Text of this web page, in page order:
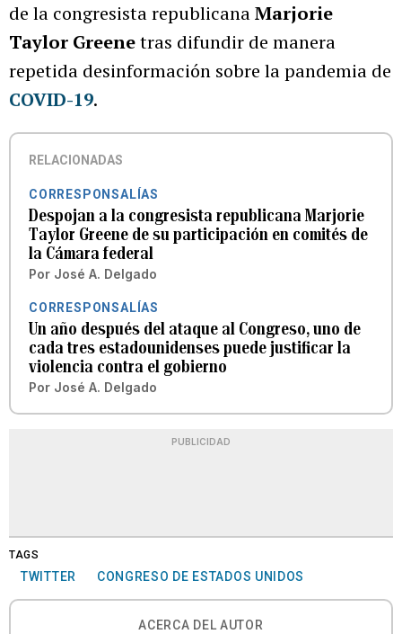
de la congresista republicanaMarjorie
Taylor Greenetras difundir de manera
repetida desinformación sobre la pandemia de
COVID-19.
RELACIONADAS
CORRESPONSALÍAS
Despojan a la congresista republicana Marjorie
Taylor Greene de su participación en comités de
la Cámara federal
Por José A. Delgado
CORRESPONSALÍAS
Un año después del ataque al Congreso, uno de
cada tres estadounidenses puede justificar la
violencia contra el gobierno
Por José A. Delgado
PUBLICIDAD
TAGS
TWITTER CONGRESO DE ESTADOS UNIDOS
ACERCA DEL AUTOR